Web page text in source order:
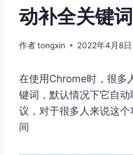
动补全关键
作者tongxin 2022年4月8日
在使用Chrome时，很多
键词，默认情况下它自
议，对于很多人来说这
间